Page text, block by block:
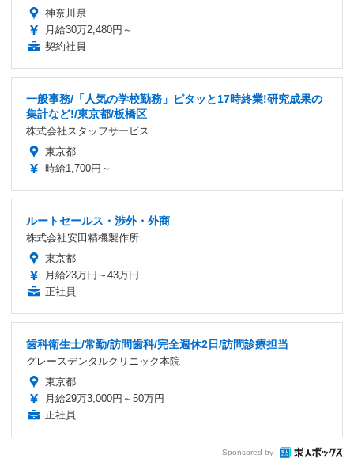
神奈川県
月給30万2,480円～
契約社員
一般事務/「人気の学校勤務」ピタッと17時終業!研究成果の
集計など!/東京都/板橋区
株式会社スタッフサービス
東京都
時給1,700円～
ルートセールス・渉外・外商
株式会社安田精機製作所
東京都
月給23万円～43万円
正社員
歯科衛生士/常勤/訪問歯科/完全週休2日/訪問診療担当
グレースデンタルクリニック本院
東京都
月給29万3,000円～50万円
正社員
Sponsored by